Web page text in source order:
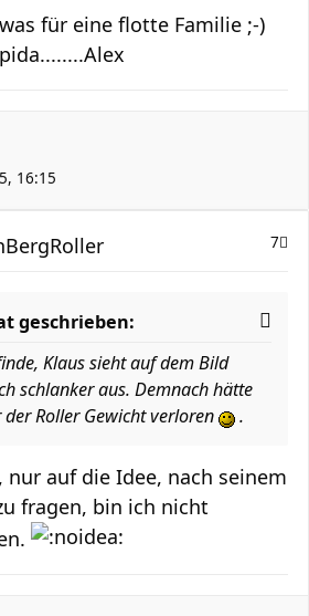
für eine flotte Familie ;-)
16:15
7
geschrieben:
Klaus sieht auf dem Bild
schlanker aus. Demnach hätte
Roller Gewicht verloren
.
nur auf die Idee, nach seinem
fragen, bin ich nicht